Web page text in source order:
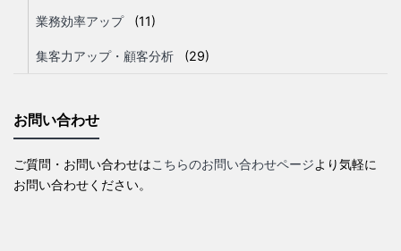
業務効率アップ (11)
集客力アップ・顧客分析 (29)
お問い合わせ
ご質問・お問い合わせはこちらのお問い合わせページより気軽に
お問い合わせください。